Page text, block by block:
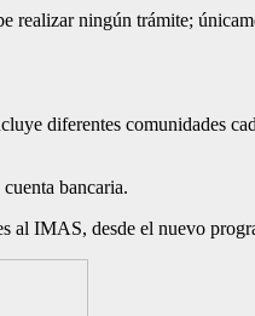
ningún trámite;
diferentes comunidades
bancaria.
al IMAS, desde el nuevo